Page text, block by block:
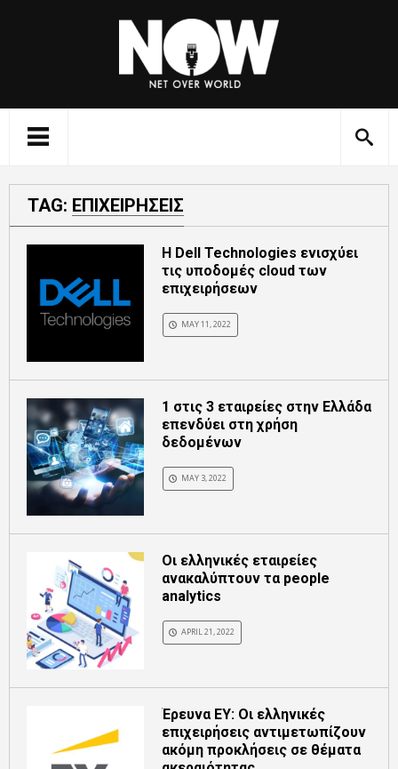
TAG: ΕΠΙΧΕΙΡΗΣΕΙΣ
Η Dell Technologies ενισχύει
τις υποδομές cloud των
επιχειρήσεων
MAY 11, 2022
1 στις 3 εταιρείες στην Ελλάδα
επενδύει στη χρήση
δεδομένων
MAY 3, 2022
Οι ελληνικές εταιρείες
ανακαλύπτουν τα people
analytics
APRIL 21, 2022
Έρευνα ΕΥ: Οι ελληνικές
επιχειρήσεις αντιμετωπίζουν
ακόμη προκλήσεις σε θέματα